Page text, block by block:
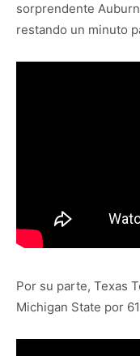
sorprendente
restando un minuto
Por su parte, Texas
Michigan State por